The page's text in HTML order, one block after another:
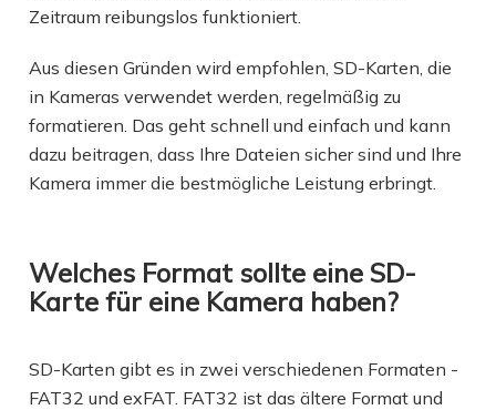
Zeitraum reibungslos funktioniert.
Aus diesen Gründen wird empfohlen, SD-Karten, die
in Kameras verwendet werden, regelmäßig zu
formatieren. Das geht schnell und einfach und kann
dazu beitragen, dass Ihre Dateien sicher sind und Ihre
Kamera immer die bestmögliche Leistung erbringt.
Welches Format sollte eine SD-
Karte für eine Kamera haben?
SD-Karten gibt es in zwei verschiedenen Formaten -
FAT32 und exFAT. FAT32 ist das ältere Format und